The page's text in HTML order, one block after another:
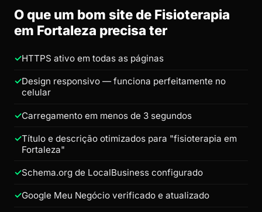
O que um bom site de Fisioterapia
em Fortaleza precisa ter
HTTPS ativo em todas as páginas
Design responsivo — funciona perfeitamente no
celular
Carregamento em menos de 3 segundos
Título e descrição otimizados para "fisioterapia em
Fortaleza"
Schema.org de LocalBusiness configurado
Google Meu Negócio verificado e atualizado